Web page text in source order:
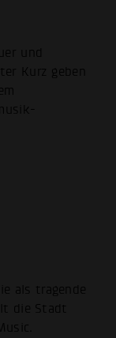
und
Kurz geben
als tragende
die Stadt